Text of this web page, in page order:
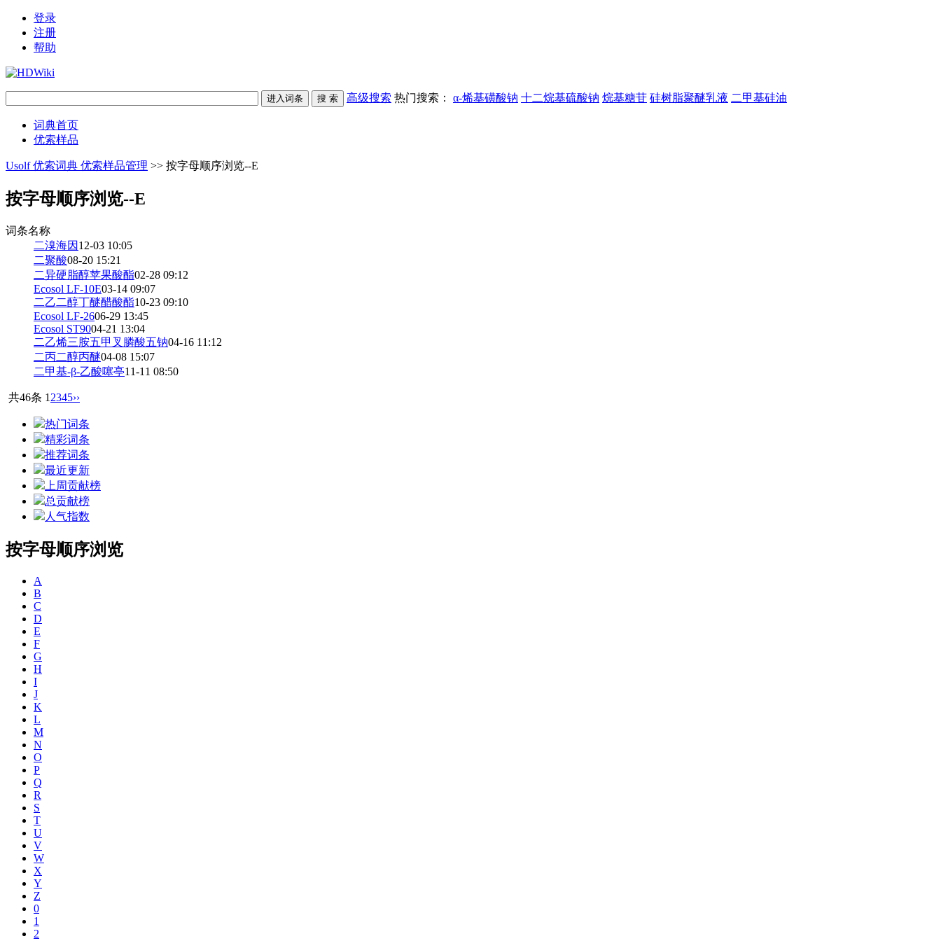
登录
注册
帮助
高级搜索 热门搜索： α-烯基磺酸钠 十二烷基硫酸钠 烷基糖苷 硅树脂聚醚乳液 二甲基硅油
词典首页
优索样品
Usolf 优索词典 优索样品管理 >> 按字母顺序浏览--E
按字母顺序浏览--E
词条名称
二溴海因 12-03 10:05
二聚酸08-20 15:21
二异硬脂醇苹果酸酯02-28 09:12
Ecosol LF-10E03-14 09:07
二乙二醇丁醚醋酸酯10-23 09:10
Ecosol LF-2606-29 13:45
Ecosol ST9004-21 13:04
二乙烯三胺五甲叉膦酸五钠04-16 11:12
二丙二醇丙醚04-08 15:07
二甲基-β-乙酸噻亭11-11 08:50
共46条 1 2345››
热门词条
精彩词条
推荐词条
最近更新
上周贡献榜
总贡献榜
人气指数
按字母顺序浏览
A
B
C
D
E
F
G
H
I
J
K
L
M
N
O
P
Q
R
S
T
U
V
W
X
Y
Z
0
1
2